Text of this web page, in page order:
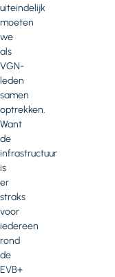
uiteindelijk
moeten
we
als
VGN-
leden
samen
optrekken.
Want
de
infrastructuur
is
er
straks
voor
iedereen
rond
de
EVB+